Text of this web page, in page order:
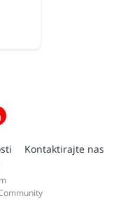
Kontaktirajte nas